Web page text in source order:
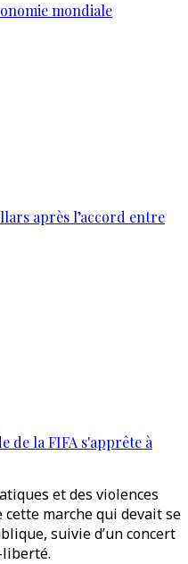
mondiale
après l’accord entre
de la FIFA s'apprête à
et des violences
marche qui devait se
suivie d’un concert
liberté.